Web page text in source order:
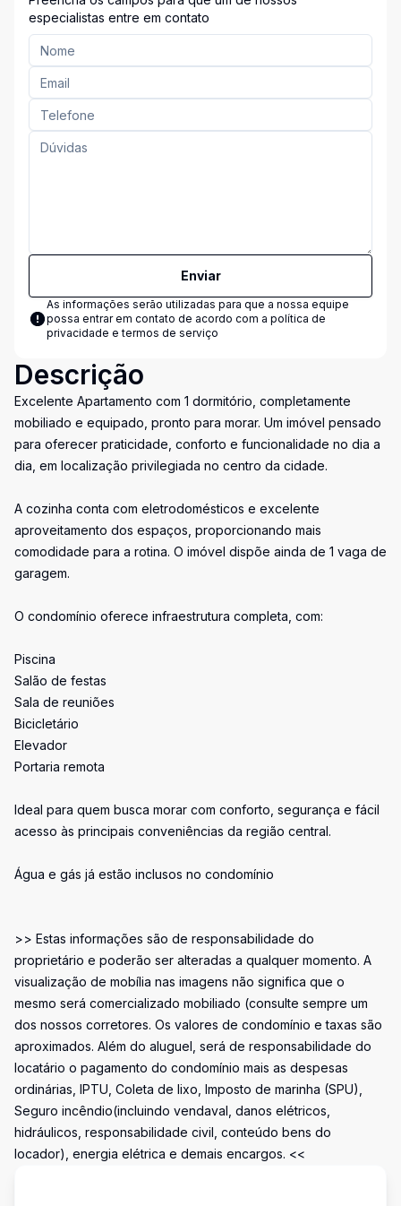
especialistas entre em contato
Enviar
As informações serão utilizadas para que a nossa equipe
possa entrar em contato de acordo com a política de
privacidade e termos de serviço
Descrição
Excelente Apartamento com 1 dormitório, completamente
mobiliado e equipado, pronto para morar. Um imóvel pensado
para oferecer praticidade, conforto e funcionalidade no dia a
dia, em localização privilegiada no centro da cidade.
A cozinha conta com eletrodomésticos e excelente
aproveitamento dos espaços, proporcionando mais
comodidade para a rotina. O imóvel dispõe ainda de 1 vaga de
garagem.
O condomínio oferece infraestrutura completa, com:
Piscina
Salão de festas
Sala de reuniões
Bicicletário
Elevador
Portaria remota
Ideal para quem busca morar com conforto, segurança e fácil
acesso às principais conveniências da região central.
Água e gás já estão inclusos no condomínio
>> Estas informações são de responsabilidade do
proprietário e poderão ser alteradas a qualquer momento. A
visualização de mobília nas imagens não significa que o
mesmo será comercializado mobiliado (consulte sempre um
dos nossos corretores. Os valores de condomínio e taxas são
aproximados. Além do aluguel, será de responsabilidade do
locatário o pagamento do condomínio mais as despesas
ordinárias, IPTU, Coleta de lixo, Imposto de marinha (SPU),
Seguro incêndio(incluindo vendaval, danos elétricos,
hidráulicos, responsabilidade civil, conteúdo bens do
locador), energia elétrica e demais encargos. <<